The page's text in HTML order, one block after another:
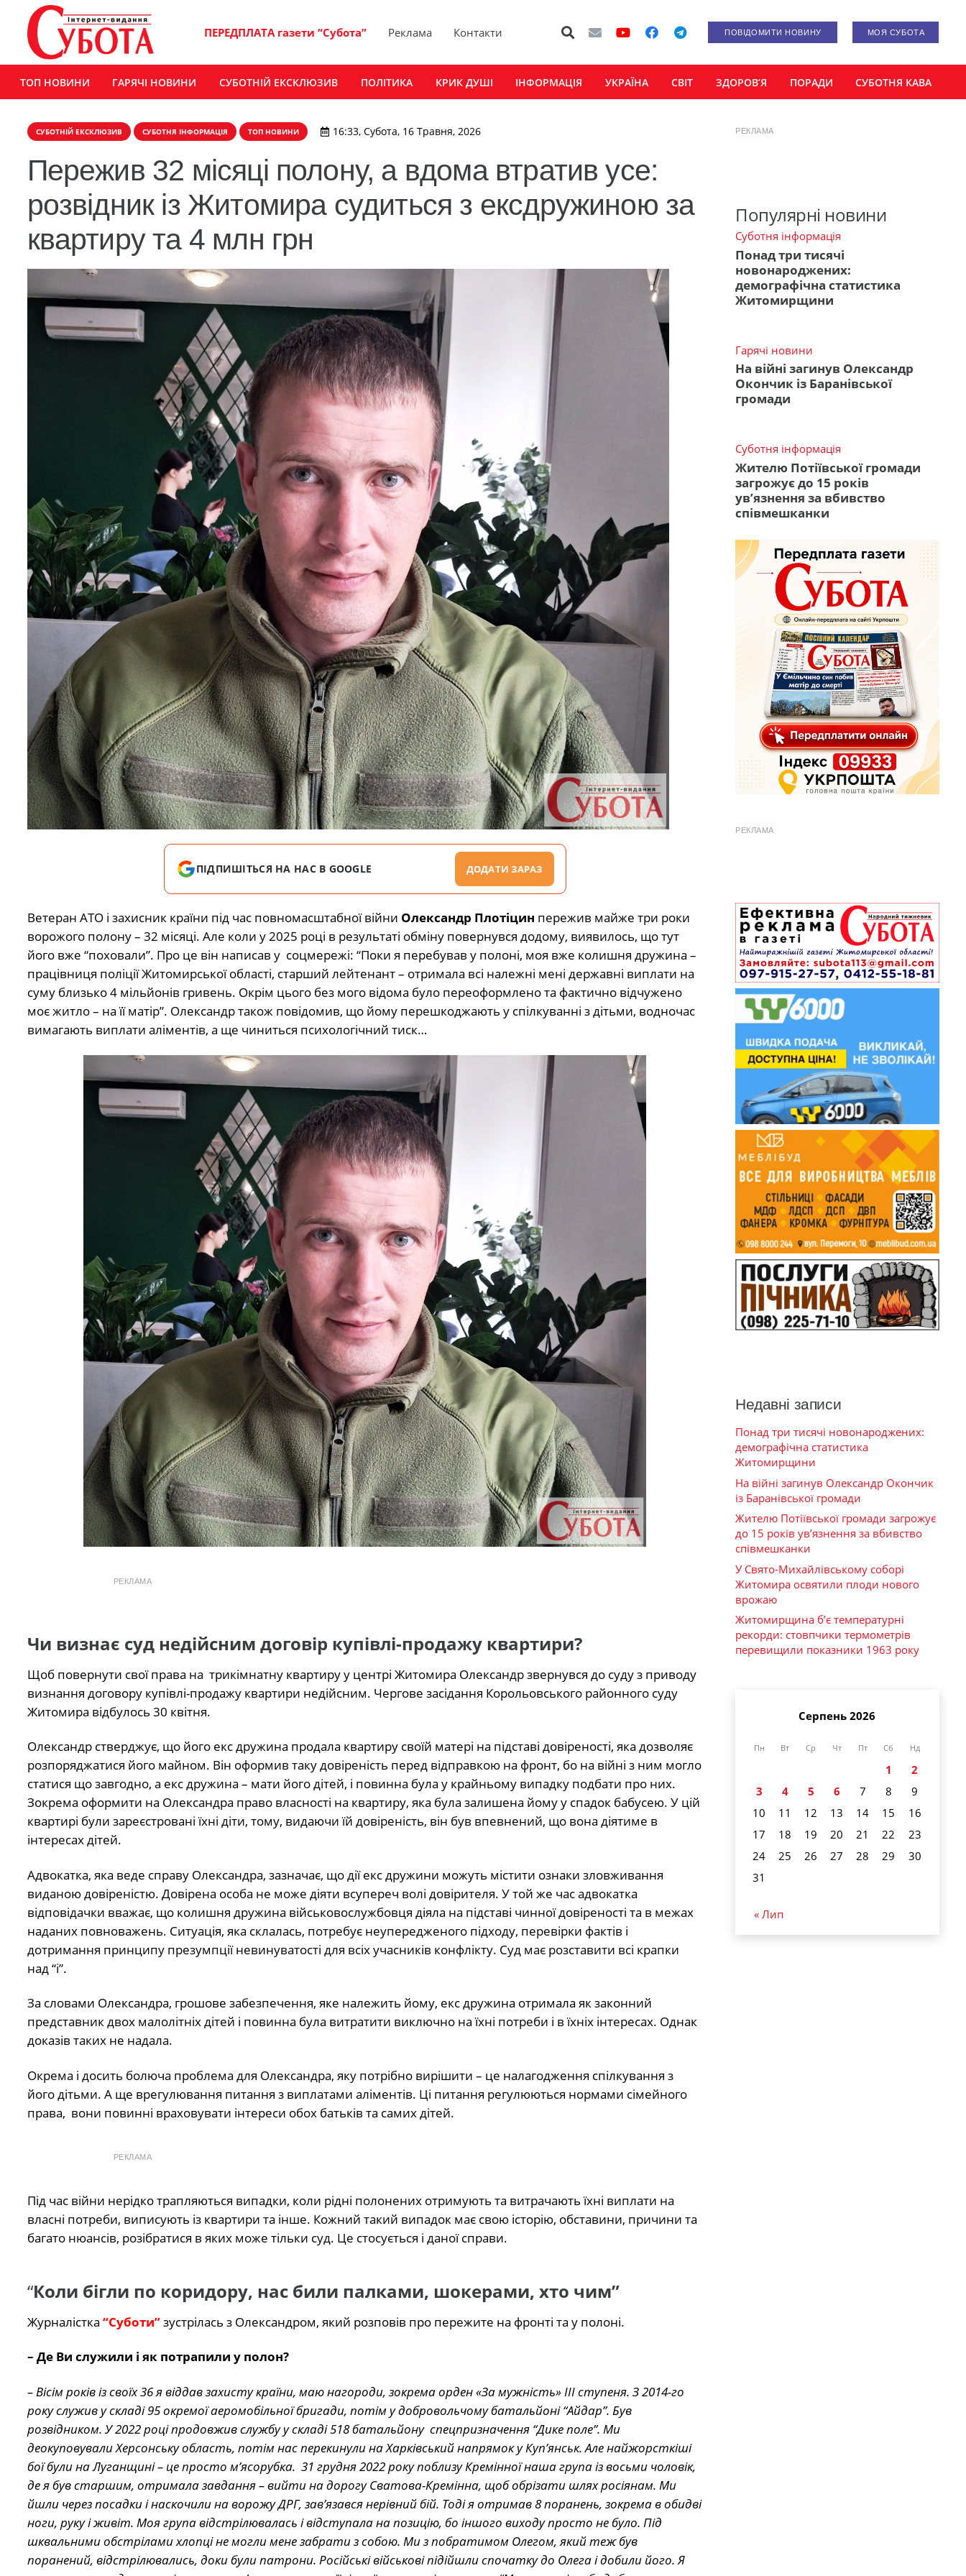
ПЕРЕДПЛАТА газети “Субота” Реклама Контакти ПОВІДОМИТИ НОВИНУ МОЯ СУБОТА
ТОП НОВИНИ ГАРЯЧІ НОВИНИ СУБОТНІЙ ЕКСКЛЮЗИВ ПОЛІТИКА КРИК ДУШІ ІНФОРМАЦІЯ УКРАЇНА СВІТ ЗДОРОВ’Я ПОРАДИ СУБОТНЯ КАВА
СУБОТНІЙ ЕКСКЛЮЗИВ СУБОТНЯ ІНФОРМАЦІЯ ТОП НОВИНИ 16:33, Субота, 16 Травня, 2026
Пережив 32 місяці полону, а вдома втратив усе:
розвідник із Житомира судиться з ексдружиною за
квартиру та 4 млн грн
ПІДПИШІТЬСЯ НА НАС В GOOGLE ДОДАТИ ЗАРАЗ
Ветеран АТО і захисник країни під час повномасштабної війни Олександр Плотіцин пережив майже три роки
ворожого полону – 32 місяці. Але коли у 2025 році в результаті обміну повернувся додому, виявилось, що тут
його вже “поховали”. Про це він написав у соцмережі: “Поки я перебував у полоні, моя вже колишня дружина –
працівниця поліції Житомирської області, старший лейтенант – отримала всі належні мені державні виплати на
суму близько 4 мільйонів гривень. Окрім цього без мого відома було переоформлено та фактично відчужено
моє житло – на її матір”. Олександр також повідомив, що йому перешкоджають у спілкуванні з дітьми, водночас
вимагають виплати аліментів, а ще чиниться психологічний тиск…
РЕКЛАМА
Чи визнає суд недійсним договір купівлі-продажу квартири?
Щоб повернути свої права на трикімнатну квартиру у центрі Житомира Олександр звернувся до суду з приводу
визнання договору купівлі-продажу квартири недійсним. Чергове засідання Корольовського районного суду
Житомира відбулось 30 квітня.
Олександр стверджує, що його екс дружина продала квартиру своїй матері на підставі довіреності, яка дозволяє
розпоряджатися його майном. Він оформив таку довіреність перед відправкою на фронт, бо на війні з ним могло
статися що завгодно, а екс дружина – мати його дітей, і повинна була у крайньому випадку подбати про них.
Зокрема оформити на Олександра право власності на квартиру, яка була залишена йому у спадок бабусею. У цій
квартирі були зареєстровані їхні діти, тому, видаючи їй довіреність, він був впевнений, що вона діятиме в
інтересах дітей.
Адвокатка, яка веде справу Олександра, зазначає, що дії екс дружини можуть містити ознаки зловживання
виданою довіреністю. Довірена особа не може діяти всупереч волі довірителя. У той же час адвокатка
відповідачки вважає, що колишня дружина військовослужбовця діяла на підставі чинної довіреності та в межах
наданих повноважень. Ситуація, яка склалась, потребує неупередженого підходу, перевірки фактів і
дотримання принципу презумпції невинуватості для всіх учасників конфлікту. Суд має розставити всі крапки
над “і”.
За словами Олександра, грошове забезпечення, яке належить йому, екс дружина отримала як законний
представник двох малолітніх дітей і повинна була витратити виключно на їхні потреби і в їхніх інтересах. Однак
доказів таких не надала.
Окрема і досить болюча проблема для Олександра, яку потрібно вирішити – це налагодження спілкування з
його дітьми. А ще врегулювання питання з виплатами аліментів. Ці питання регулюються нормами сімейного
права, вони повинні враховувати інтереси обох батьків та самих дітей.
РЕКЛАМА
Під час війни нерідко трапляються випадки, коли рідні полонених отримують та витрачають їхні виплати на
власні потреби, виписують із квартири та інше. Кожний такий випадок має свою історію, обставини, причини та
багато нюансів, розібратися в яких може тільки суд. Це стосується і даної справи.
“Коли бігли по коридору, нас били палками, шокерами, хто чим”
Журналістка “Суботи”зустрілась з Олександром, який розповів про пережите на фронті та у полоні.
– Де Ви служили і як потрапили у полон?
– Вісім років із своїх 36 я віддав захисту країни, маю нагороди, зокрема орден «За мужність» III ступеня. З 2014-го
року служив у складі 95 окремої аеромобільної бригади, потім у добровольчому батальйоні “Айдар”. Був
розвідником. У 2022 році продовжив службу у складі 518 батальйону спецпризначення “Дике поле”. Ми
деокуповували Херсонську область, потім нас перекинули на Харківський напрямок у Куп’янськ. Але найжорсткіші
бої були на Луганщині – це просто м’ясорубка. 31 грудня 2022 року поблизу Кремінної наша група із восьми чоловік,
де я був старшим, отримала завдання – вийти на дорогу Сватова-Кремінна, щоб обрізати шлях росіянам. Ми
йшли через посадки і наскочили на ворожу ДРГ, зав’язався нерівний бій. Тоді я отримав 8 поранень, зокрема в обидві
ноги, руку і живіт. Моя група відстрілювалась і відступала на позицію, бо іншого виходу просто не було. Під
шквальними обстрілами хлопці не могли мене забрати з собою. Ми з побратимом Олегом, який теж був
поранений, відстрілювались, доки були патрони. Російські військові підійшли спочатку до Олега і добили його. Я
РЕКЛАМА
Популярні новини
Суботня інформація
Понад три тисячі
новонароджених:
демографічна статистика
Житомирщини
Гарячі новини
На війні загинув Олександр
Окончик із Баранівської
громади
Суботня інформація
Жителю Потіївської громади
загрожує до 15 років
ув’язнення за вбивство
співмешканки
РЕКЛАМА
Недавні записи
Понад три тисячі новонароджених:
демографічна статистика
Житомирщини
На війні загинув Олександр Окончик
із Баранівської громади
Жителю Потіївської громади загрожує
до 15 років ув’язнення за вбивство
співмешканки
У Свято-Михайлівському соборі
Житомира освятили плоди нового
врожаю
Житомирщина б’є температурні
рекорди: стовпчики термометрів
перевищили показники 1963 року
Серпень 2026
Пн Вт Ср Чт Пт Сб Нд
1
2
3
4 5 6 7 8
9
10
11 12 13 14 15
16
17
18 19 20 21 22
23
24
25 26 27 28 29
30
31
« Лип